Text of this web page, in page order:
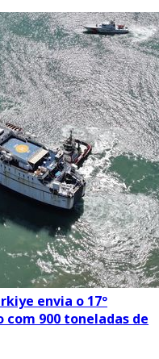
envia o 17º
900 toneladas de